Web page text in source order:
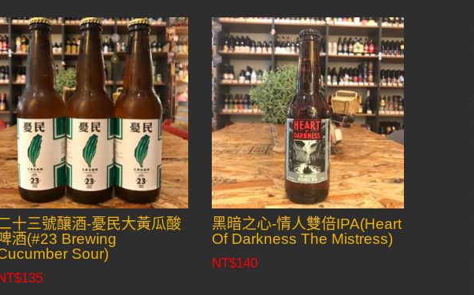
十三號釀酒-憂民大黃瓜酸
酒(#23 Brewing
Sour)
135
黑暗之心-情人雙倍IPA(Heart
Of Darkness The Mistress)
NT$140